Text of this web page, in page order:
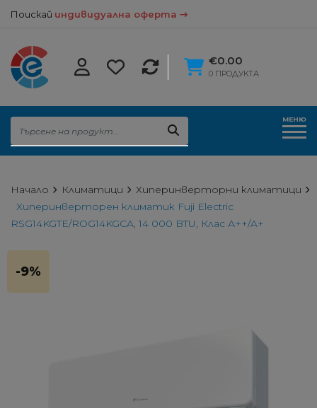
Поискай индивидуална оферта
€0.00
0 ПРОДУКТА
МЕНЮ
Начало Климатици
Хиперинверторни климатици
Хиперинверторен климатик Fuji Electric
RSG14KGTE/ROG14KGCA, 14 000 BTU, Клас А++/A+
-9%